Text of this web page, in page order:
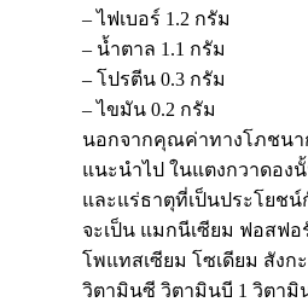
– ไฟเบอร์ 1.2 กรัม
– น้ำตาล 1.1 กรัม
– โปรตีน 0.3 กรัม
– ไขมัน 0.2 กรัม
นอกจากคุณค่าทางโภชนา
แนะนำไป ในแตงกวาดอง
และแร่ธาตุที่เป็นประโยชน์
จะเป็น แมกนีเซียม ฟอสฟอ
โพแทสเซียม โซเดียม สังก
วิตามินซี วิตามินบี 1 วิตามิ